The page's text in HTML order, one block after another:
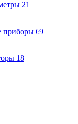
21
приборы 69
18